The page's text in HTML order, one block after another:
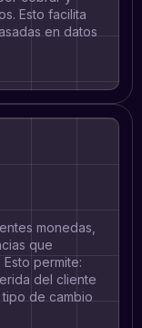
Esto facilita
en datos
monedas,
que
permite:
del cliente
de cambio